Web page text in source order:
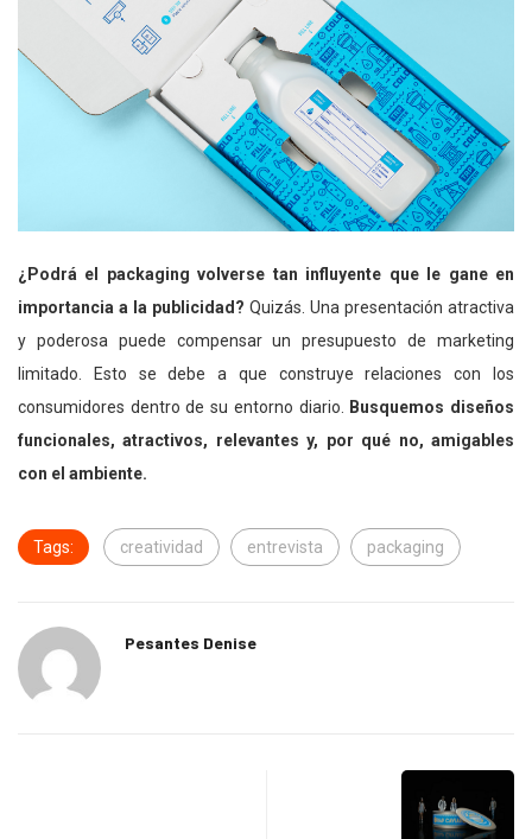
¿Podrá el packaging volverse tan influyente que le gane en
importancia a la publicidad? Quizás. Una presentación atractiva
y poderosa puede compensar un presupuesto de marketing
limitado. Esto se debe a que construye relaciones con los
consumidores dentro de su entorno diario.
Busquemos diseños
funcionales, atractivos, relevantes y, por qué no, amigables
con el ambiente.
Tags: creatividad entrevista packaging
Pesantes Denise